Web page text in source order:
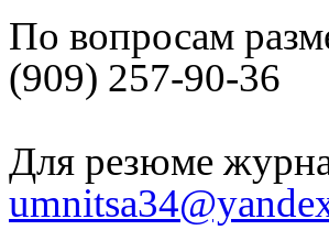
По вопросам
(909) 257-90-36
Для резюме